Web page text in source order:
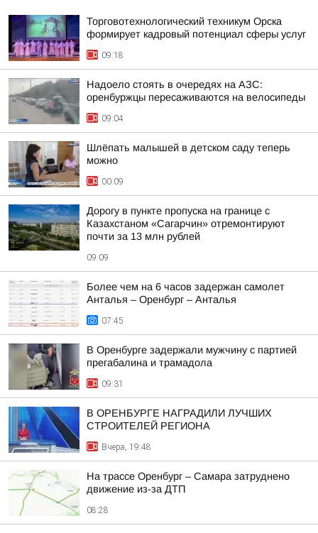
Торговотехнологический техникум Орска
формирует кадровый потенциал сферы услуг
09:18
Надоело стоять в очередях на АЗС:
оренбуржцы пересаживаются на велосипеды
09:04
Шлёпать малышей в детском саду теперь
можно
00:09
Дорогу в пункте пропуска на границе с
Казахстаном «Сагарчин» отремонтируют
почти за 13 млн рублей
09:09
Более чем на 6 часов задержан самолет
Анталья – Оренбург – Анталья
07:45
В Оренбурге задержали мужчину с партией
прегабалина и трамадола
09:31
В ОРЕНБУРГЕ НАГРАДИЛИ ЛУЧШИХ
СТРОИТЕЛЕЙ РЕГИОНА
Вчера, 19:48
На трассе Оренбург – Самара затруднено
движение из-за ДТП
08:28